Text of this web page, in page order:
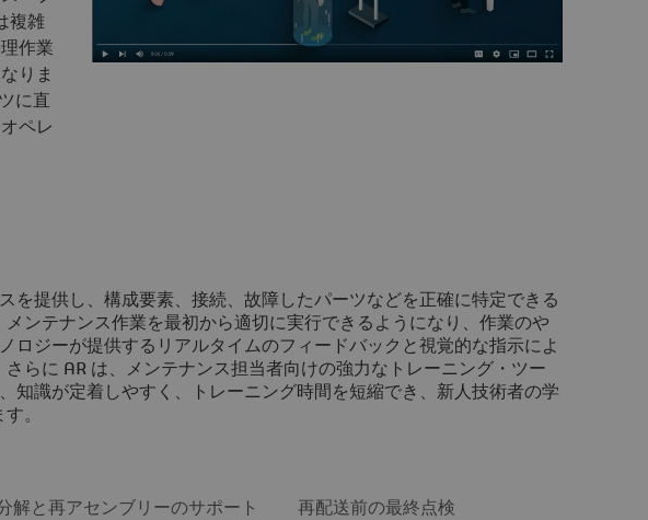
複雑
作業
りま
に直
ペレ
を提供し、構成要素、接続、故障したパーツなどを正確に特定できる
ンテナンス作業を最初から適切に実行できるようになり、作業のや
ロジーが提供するリアルタイムのフィードバックと視覚的な指示によ
らに AR は、メンテナンス担当者向けの強力なトレーニング・ツー
知識が定着しやすく、トレーニング時間を短縮でき、新人技術者の学
。
解と再アセンブリーのサポート 再配送前の最終点検